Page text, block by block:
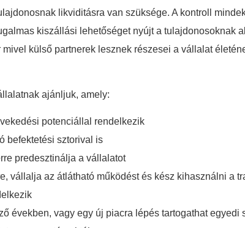
likviditásra van szüksége. A kontroll
kiszállási lehetőséget nyújt a tulajdonosoknak
külső partnerek lesznek részesei a vállalat
ajánljuk, amely:
potenciállal rendelkezik
befektetési sztorival is
predesztinálja a vállalatot
vállalja az átlátható működést és kész kihasználni a
években, vagy egy új piacra lépés tartogathat egyedi